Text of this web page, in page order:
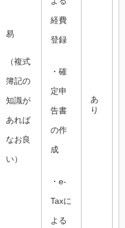
易
（複式
簿記の
知識が
あれば
なお良
い）
経費
登録
・確
定申
告書
の作
成
・e-
Taxに
よる
あ
り